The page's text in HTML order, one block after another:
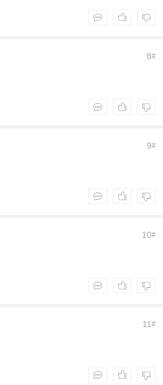
8#
9#
10#
11#